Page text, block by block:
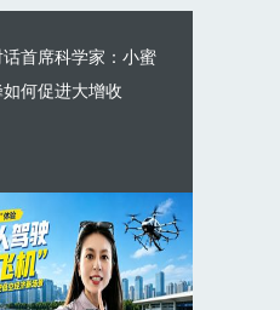
话首席科学家：小蜜
如何促进大增收